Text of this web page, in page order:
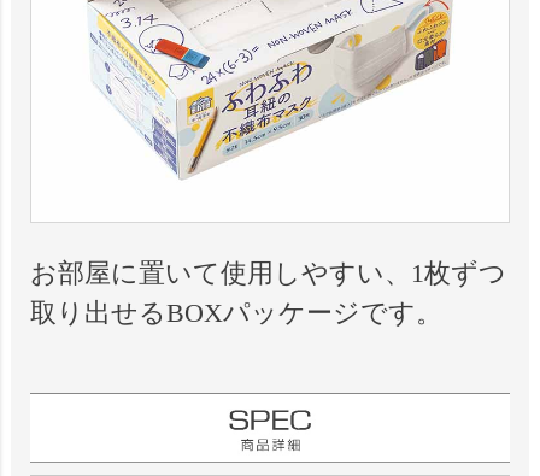
お部屋に置いて使用しやすい、1枚ずつ
取り出せるBOXパッケージです。